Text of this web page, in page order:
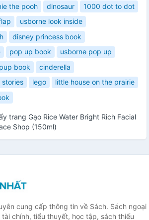
the pooh dinosaur
1000 dot to dot
usborne look inside
disney princess book
pop up book
usborne pop up
book
cinderella
stories
lego
little house on the prairie
trang Gạo Rice Water Bright Rich Facial
Shop (150ml)
cung cấp thông tin về Sách. Sách ngoại
chính, tiểu thuyết, học tập, sách thiếu